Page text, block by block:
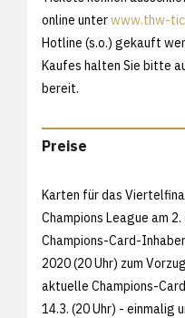
online unterwww.thw-
Hotline (s.o.) gekauft
Kaufes halten Sie bitte
bereit.
Preise
Karten für das
Champions League am
Champions-Card-
2020 (20 Uhr) zum
aktuelle Champions-
14.3. (20 Uhr) - einmalig